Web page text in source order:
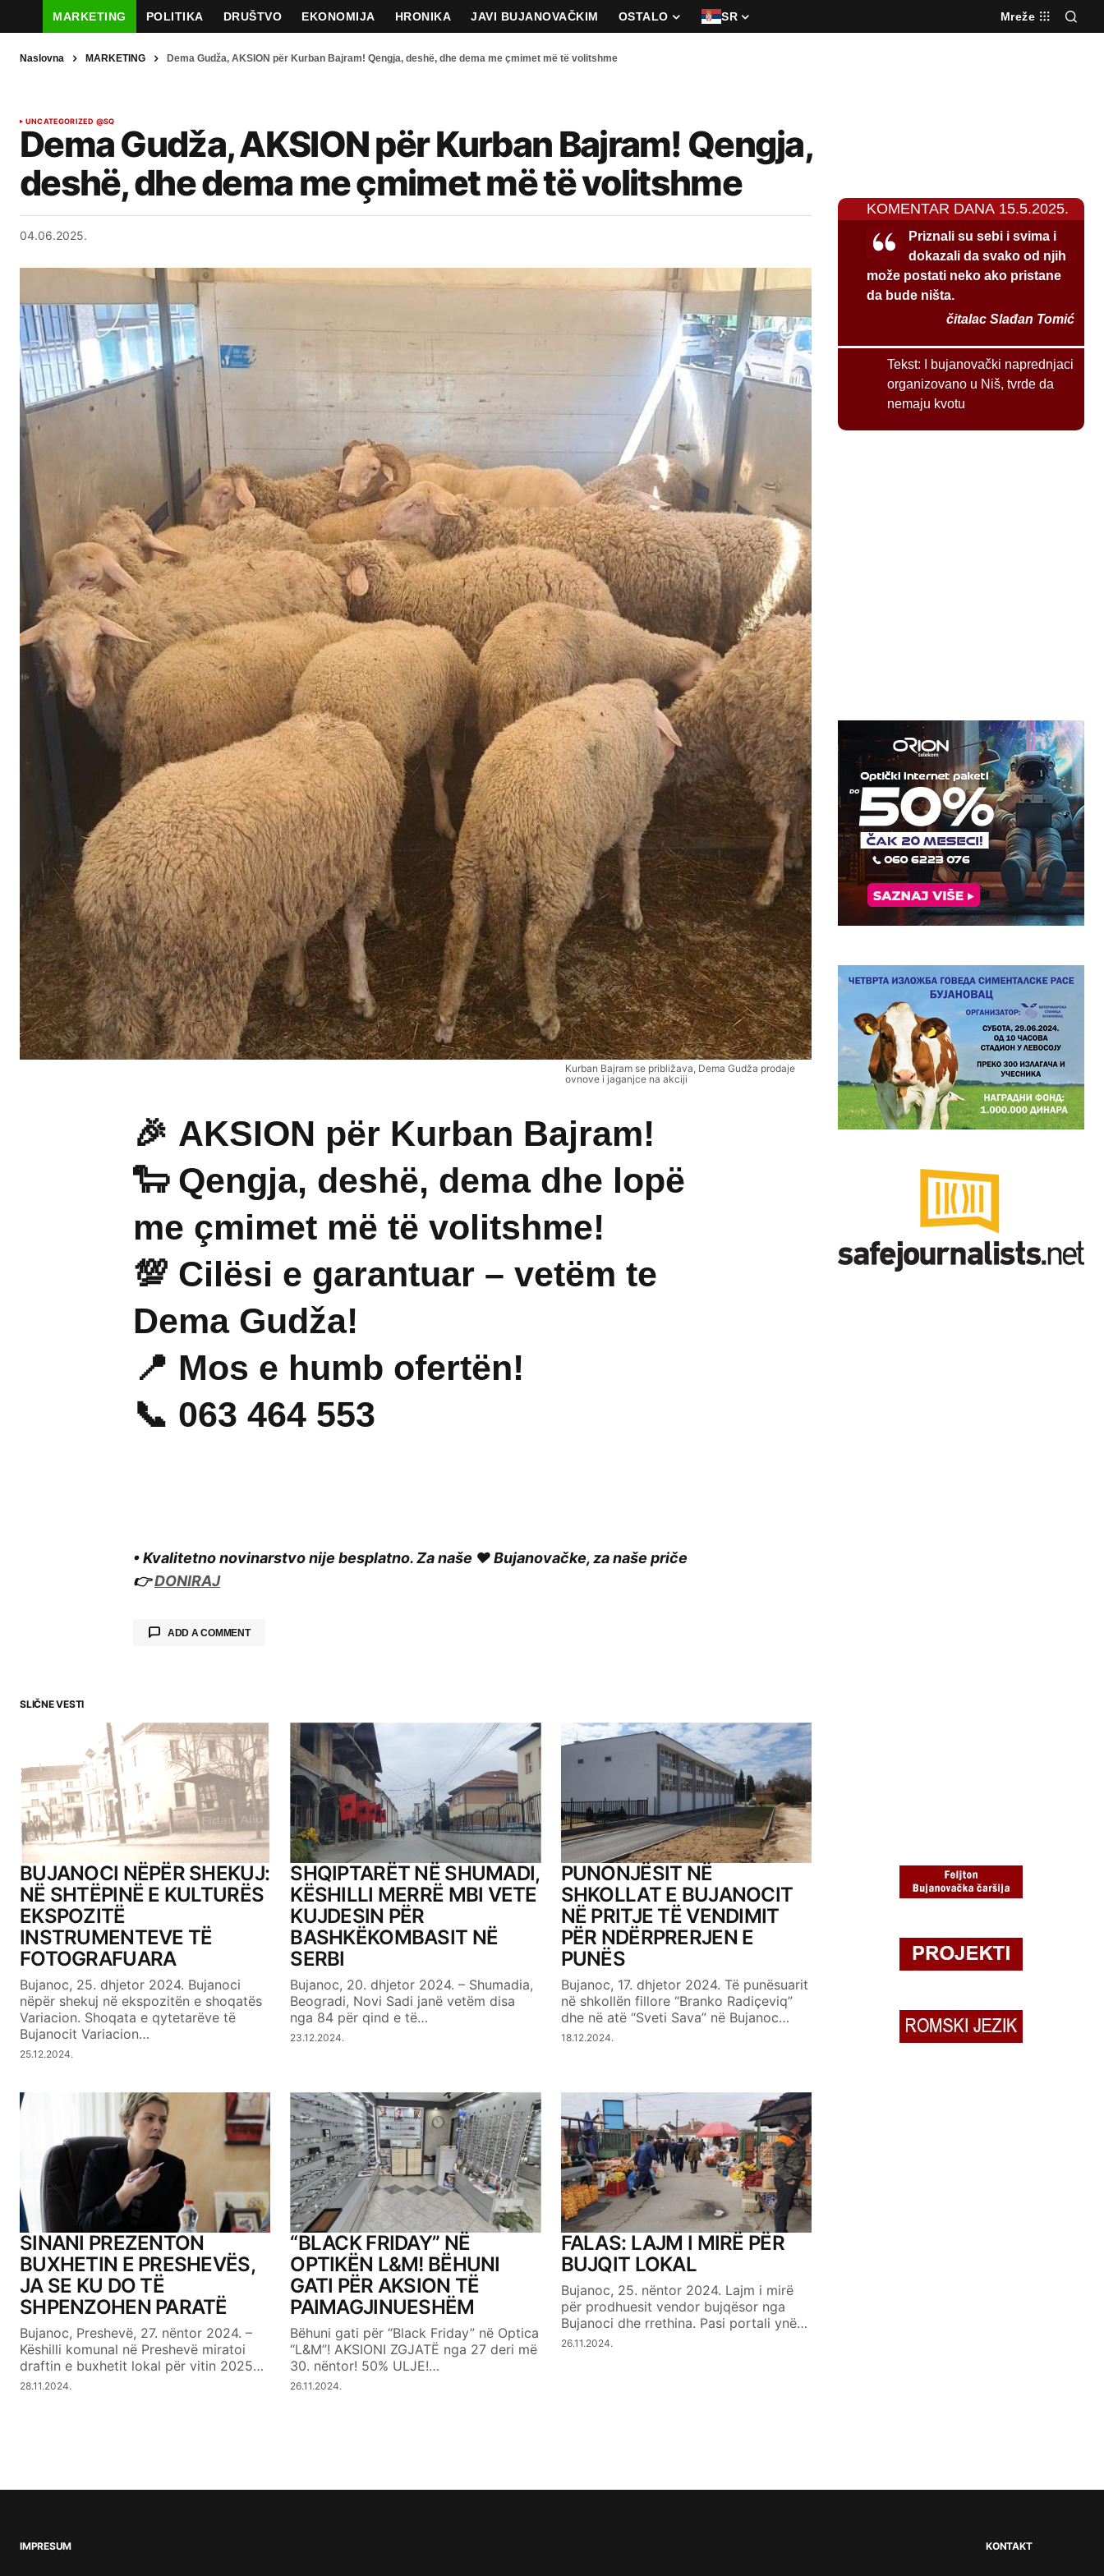
MARKETING POLITIKA DRUŠTVO EKONOMIJA HRONIKA JAVI BUJANOVAČKIM OSTALO SR Mreže
Naslovna MARKETING Dema Gudža, AKSION për Kurban Bajram! Qengja, deshë, dhe dema me çmimet më të volitshme
UNCATEGORIZED @SQ
Dema Gudža, AKSION për Kurban Bajram! Qengja,
deshë, dhe dema me çmimet më të volitshme
04.06.2025.
Kurban Bajram se približava, Dema Gudža prodaje
ovnove i jaganjce na akciji
🎉 AKSION për Kurban Bajram!
🐑 Qengja, deshë, dema dhe lopë
me çmimet më të volitshme!
💯 Cilësi e garantuar – vetëm te
Dema Gudža!
📍 Mos e humb ofertën!
📞 063 464 553
• Kvalitetno novinarstvo nije besplatno. Za naše ❤️ Bujanovačke, za naše priče
👉DONIRAJ
ADD A COMMENT
Comment*
Your Name Your E-mail
SLIČNE VESTI
BUJANOCI NËPËR SHEKUJ:
NË SHTËPINË E KULTURËS
EKSPOZITË
INSTRUMENTEVE TË
FOTOGRAFUARA
Bujanoc, 25. dhjetor 2024. Bujanoci
nëpër shekuj në ekspozitën e shoqatës
Variacion. Shoqata e qytetarëve të
Bujanocit Variacion…
25.12.2024.
SHQIPTARËT NË SHUMADI,
KËSHILLI MERRË MBI VETE
KUJDESIN PËR
BASHKËKOMBASIT NË
SERBI
Bujanoc, 20. dhjetor 2024. – Shumadia,
Beogradi, Novi Sadi janë vetëm disa
nga 84 për qind e të…
23.12.2024.
PUNONJËSIT NË
SHKOLLAT E BUJANOCIT
NË PRITJE TË VENDIMIT
PËR NDËRPRERJEN E
PUNËS
Bujanoc, 17. dhjetor 2024. Të punësuarit
në shkollën fillore “Branko Radiçeviq”
dhe në atë “Sveti Sava” në Bujanoc…
18.12.2024.
SINANI PREZENTON
BUXHETIN E PRESHEVËS,
JA SE KU DO TË
SHPENZOHEN PARATË
Bujanoc, Preshevë, 27. nëntor 2024. –
Këshilli komunal në Preshevë miratoi
draftin e buxhetit lokal për vitin 2025…
28.11.2024.
“BLACK FRIDAY” NË
OPTIKËN L&M! BËHUNI
GATI PËR AKSION TË
PAIMAGJINUESHËM
Bëhuni gati për “Black Friday” në Optica
“L&M”! AKSIONI ZGJATË nga 27 deri më
30. nëntor! 50% ULJE!…
26.11.2024.
FALAS: LAJM I MIRË PËR
BUJQIT LOKAL
Bujanoc, 25. nëntor 2024. Lajm i mirë
për prodhuesit vendor bujqësor nga
Bujanoci dhe rrethina. Pasi portali ynë…
26.11.2024.
KOMENTAR DANA 15.5.2025.
Priznali su sebi i svima i
dokazali da svako od njih
može postati neko ako pristane
da bude ništa.
čitalac Slađan Tomić
Tekst:
I bujanovački naprednjaci
organizovano u Niš, tvrde da
nemaju kvotu
IMPRESUM KONTAKT